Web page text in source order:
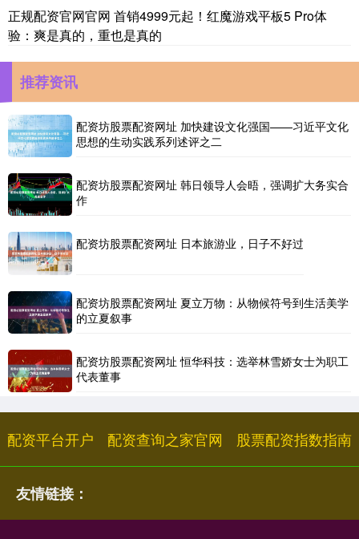
正规配资官网官网 首销4999元起！红魔游戏平板5 Pro体
验：爽是真的，重也是真的
推荐资讯
配资坊股票配资网址 加快建设文化强国——习近平文化
思想的生动实践系列述评之二
配资坊股票配资网址 韩日领导人会晤，强调扩大务实合
作
配资坊股票配资网址 日本旅游业，日子不好过
配资坊股票配资网址 夏立万物：从物候符号到生活美学
的立夏叙事
配资坊股票配资网址 恒华科技：选举林雪娇女士为职工
代表董事
配资平台开户 配资查询之家官网 股票配资指数指南
友情链接：